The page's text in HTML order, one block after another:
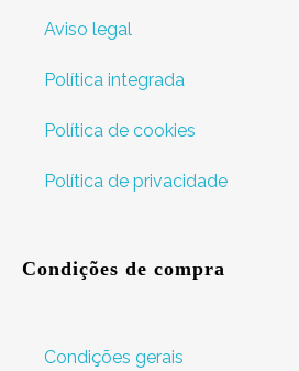
Aviso legal
Política integrada
Política de cookies
Política de privacidade
Condições de compra
Condições gerais